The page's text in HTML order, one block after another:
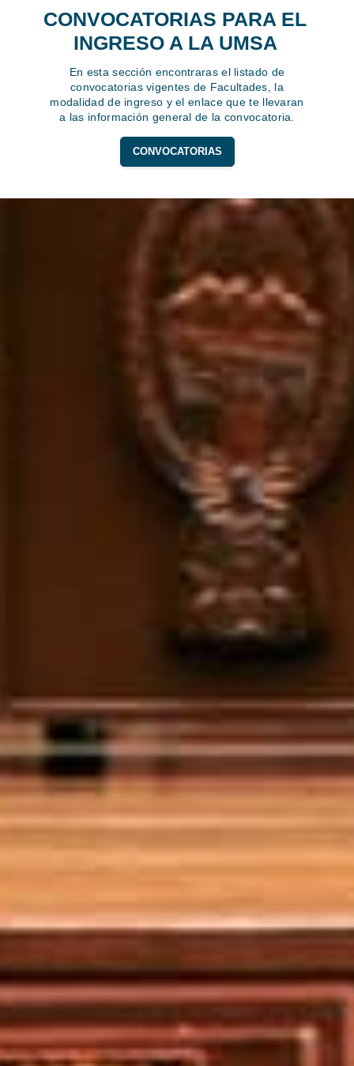
CONVOCATORIAS PARA EL
INGRESO A LA UMSA
En esta sección encontraras el listado de
convocatorias vigentes de Facultades, la
modalidad de ingreso y el enlace que te llevaran
a las información general de la convocatoria.
CONVOCATORIAS